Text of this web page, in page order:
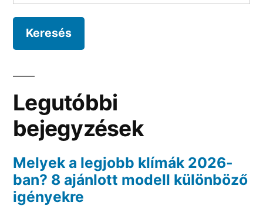
Legutóbbi
bejegyzések
Melyek a legjobb klímák 2026-
ban? 8 ajánlott modell különböző
igényekre